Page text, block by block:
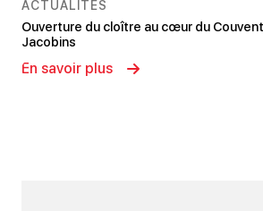
ACTUALITÉS
Ouverture du cloître au cœur du
Jacobins
En savoir plus